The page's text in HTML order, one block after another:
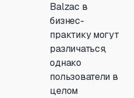
Balzac в
бизнес-
практику могут
различаться,
однако
пользователи в
целом